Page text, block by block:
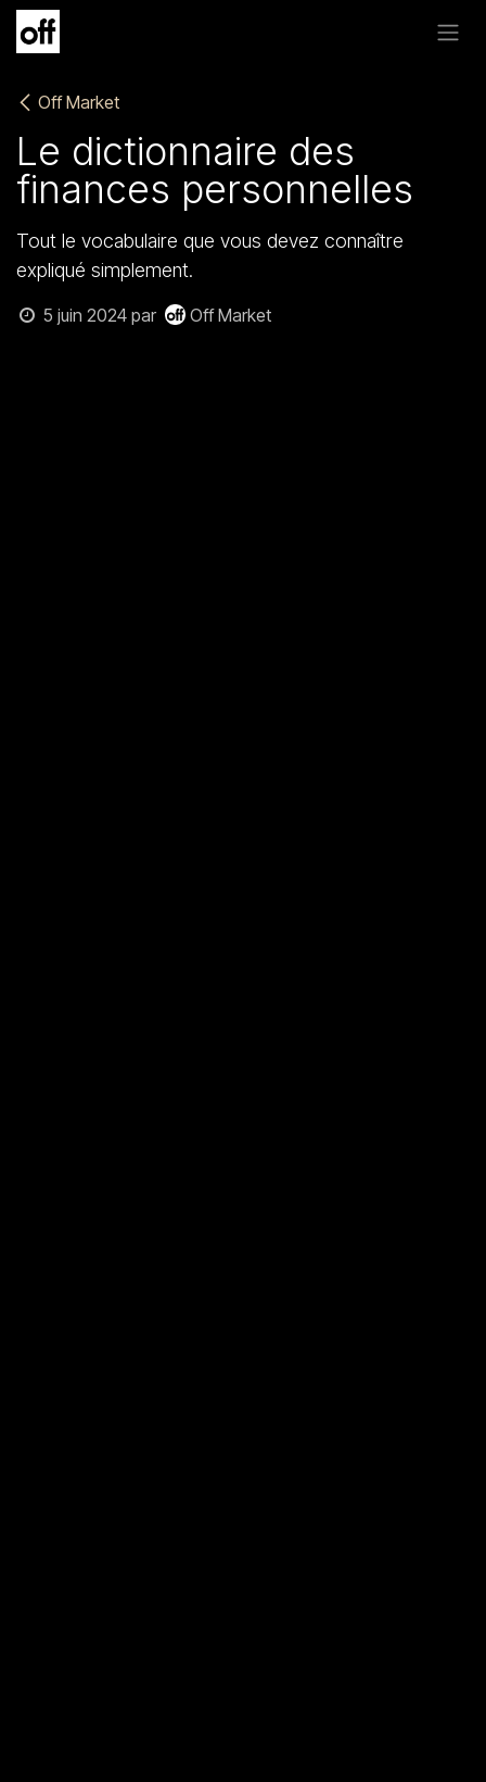
Se rendre au contenu
Off Market
Le dictionnaire des
finances personnelles
Tout le vocabulaire que vous devez connaître
expliqué simplement.
5 juin 2024 par Off Market